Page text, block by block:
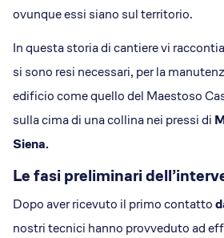
ovunque essi siano sul territorio.
In questa storia di cantiere vi
si sono resi necessari, per la
edificio come quello del Maestoso
sulla cima di una collina nei pressi di
Siena.
Le fasi preliminari
Dopo aver ricevuto il primo contatto
nostri tecnici hanno provveduto ad